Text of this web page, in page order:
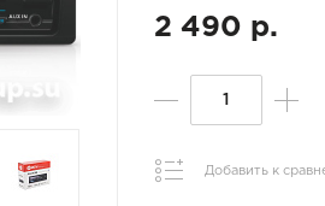
2 490 р.
Добавить к